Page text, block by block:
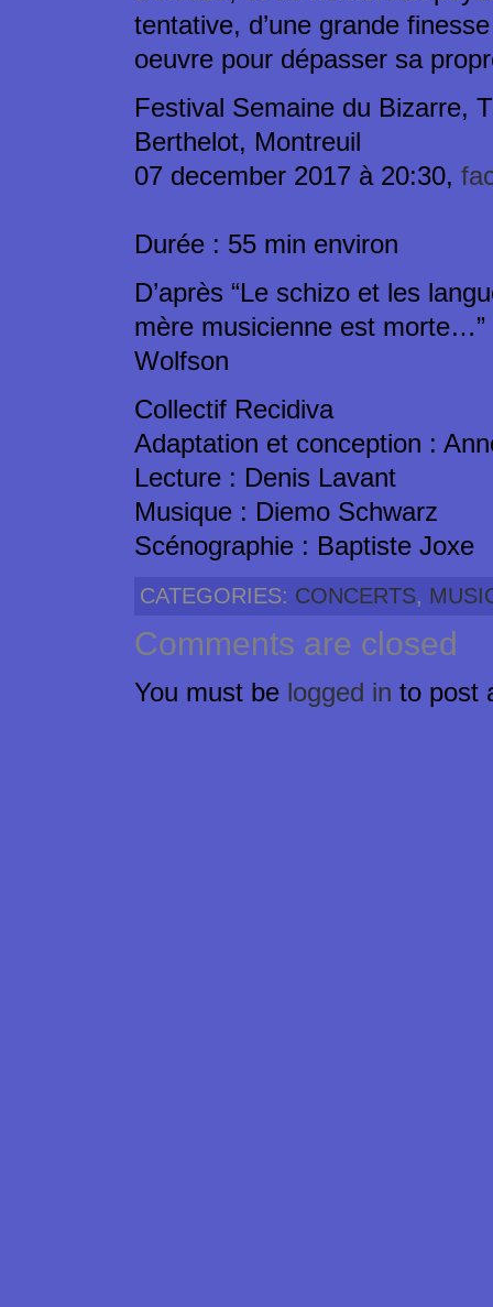
tentative, d’une grande
oeuvre pour dépasser sa
Festival Semaine du Bizarre,
Berthelot, Montreuil
07 december 2017 à 20:30,
Durée : 55 min environ
D’après “Le schizo et les
mère musicienne est
Wolfson
Collectif Recidiva
Adaptation et conception :
Lecture : Denis Lavant
Musique : Diemo Schwarz
Scénographie : Baptiste Joxe
CATEGORIES: CONCERTS,
Comments are closed
You must be logged in to post